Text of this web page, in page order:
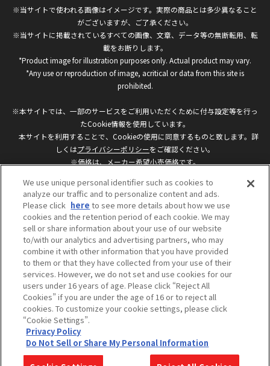
※当サイトで使われる画像はイメージです。実際の商品とは多少異なること
がございますが、ご了承ください。
※当サイトに掲載されているすべての画像、文章、データ等の無断転用、転
載をお断りします。
*Product image for illustration purposes only. Actual product may vary.
*Any use or reproduction of image, acritical or data from this site is
prohibited.
※本サイトでは、一部のサービスをご利用いただくために付与設定等を行っ
たCookie情報を使用しています。
本サイトを利用することで、Cookieの使用に同意するものと致します。詳
しくはプライバシーポリシーをご確認ください。
※価格は、メーカー希望小売価格です。
ざいますのでご了承ください。
privacypolicy
Do Not Sell or Share My
Personal Information
ウェブサイトご利用条件
ソーシャルメディアポリシー
個人情報保護方針
お問い合わせ
©BANDAI
コピーライト一覧を表示する
We use unique personal identifier such as cookies to
analyze our traffic and to personalize content and ads.
Please click here to see more details about how we use
cookies and the retention period of each cookie. We may
sell or share information about your use of our website
to/with our analytics and advertising partners, who may
combine it with other information that you have provided
to them or that they have collected from your use of their
services. However, we do not set and use cookies for our
users under 16 years of age. Please click “Reject All
Cookies” if you are under the age of 16 or to reject all
cookies. To customize your cookie settings, please click
“Cookie Settings”.
Privacy Policy
Do Not Sell or Share My Personal Information